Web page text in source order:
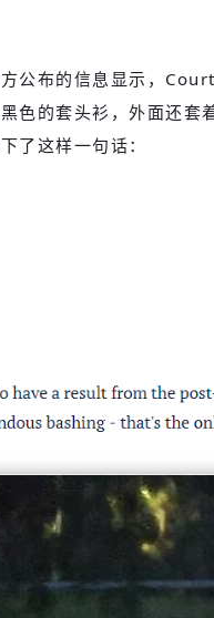
公布的信息显示，
色的套头衫，外面还套
了这样一句话：